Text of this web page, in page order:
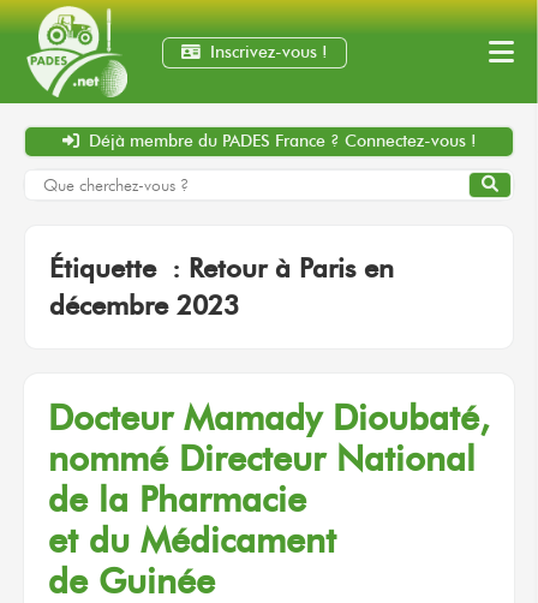
Inscrivez-vous !
Déjà membre du PADES France ? Connectez-vous !
Étiquette : Retour à Paris en
décembre 2023
Docteur Mamady Dioubaté,
nommé Directeur National
de la Pharmacie
et du Médicament
de Guinée